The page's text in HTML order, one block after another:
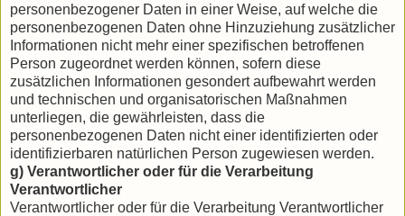
personenbezogener Daten in einer Weise, auf welche die
personenbezogenen Daten ohne Hinzuziehung zusätzlicher
Informationen nicht mehr einer spezifischen betroffenen
Person zugeordnet werden können, sofern diese
zusätzlichen Informationen gesondert aufbewahrt werden
und technischen und organisatorischen Maßnahmen
unterliegen, die gewährleisten, dass die
personenbezogenen Daten nicht einer identifizierten oder
identifizierbaren natürlichen Person zugewiesen werden.
g) Verantwortlicher oder für die Verarbeitung
Verantwortlicher
Verantwortlicher oder für die Verarbeitung Verantwortlicher